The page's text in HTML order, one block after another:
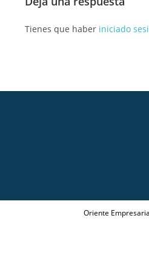
Tienes que haber iniciado
Oriente